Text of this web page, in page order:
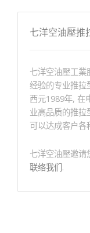
七洋空油壓推
七洋空油壓工
经验的专业推拉
西元1989年, 在
业高品质的推拉
可以达成客户各
七洋空油壓邀请
联络我们.